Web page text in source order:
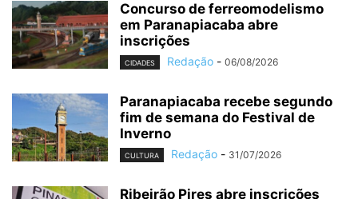
Concurso de ferreomodelismo
em Paranapiacaba abre
inscrições
CIDADES Redação - 06/08/2026
Paranapiacaba recebe segundo
fim de semana do Festival de
Inverno
CULTURA Redação - 31/07/2026
Ribeirão Pires abre inscrições